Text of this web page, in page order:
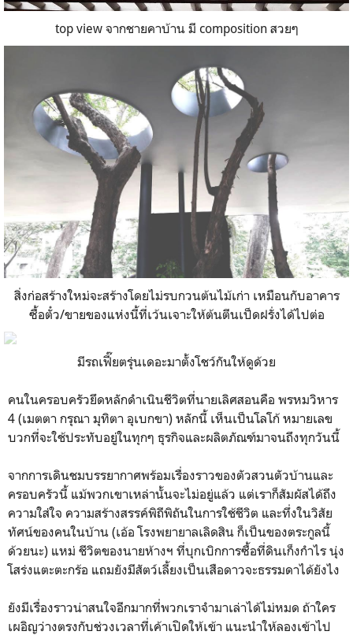
top view จากชายคาบ้าน มี composition สวยๆ
สิ่งก่อสร้างใหม่จะสร้างโดยไม่รบกวนต้นไม้เก่า เหมือนกับอาคาร
ซื้อตั๋ว/ขายของแห่งนี้ที่เว้นเจาะให้ต้นตีนเป็ดฝรั่งได้ไปต่อ
มีรถเฟี๊ยตรุ่นเดอะมาตั้งโชว์กันให้ดูด้วย
คนในครอบครัวยึดหลักดำเนินชีวิตที่นายเลิศสอนคือ พรหมวิหาร
4 (เมตตา กรุณา มุทิตา อุเบกขา) หลักนี้ เห็นเป็นโลโก้ หมายเลข
บวกที่จะใช้ประทับอยู่ในทุกๆ ธุรกิจและผลิตภัณฑ์มาจนถึงทุกวันนี้
จากการเดินชมบรรยากาศพร้อมเรื่องราวของตัวสวนตัวบ้านและ
ครอบครัวนี้ แม้พวกเขาเหล่านั้นจะไม่อยู่แล้ว แต่เราก็สัมผัสได้ถึง
ความใส่ใจ ความสร้างสรรค์พิถีพิถันในการใช้ชีวิต และทึ่งในวิสัย
ทัศน์ของคนในบ้าน (เอ้อ โรงพยายาลเลิดสิน ก็เป็นของตระกูลนี้
ด้วยนะ) แหม่ ชีวิตของนายห้างฯ ที่บุกเบิกการซื้อที่ดินเก็งกำไร นุ่ง
โสร่งแตะตะกร้อ แถมยังมีสัตว์เลี้ยงเป็นเสือดาวจะธรรมดาได้ยังไง
ยังมีเรื่องราวน่าสนใจอีกมากที่พวกเราจำมาเล่าได้ไม่หมด ถ้าใคร
เผอิญว่างตรงกับช่วงเวลาที่เค้าเปิดให้เข้า แนะนำให้ลองเข้าไป